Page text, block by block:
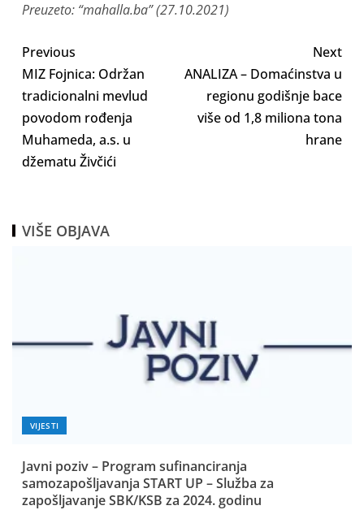
Preuzeto: “mahalla.ba” (27.10.2021)
Previous
MIZ Fojnica: Održan
tradicionalni mevlud
povodom rođenja
Muhameda, a.s. u
džematu Živčići
Next
ANALIZA – Domaćinstva u
regionu godišnje bace
više od 1,8 miliona tona
hrane
VIŠE OBJAVA
VIJESTI
Javni poziv – Program sufinanciranja
samozapošljavanja START UP – Služba za
zapošljavanje SBK/KSB za 2024. godinu